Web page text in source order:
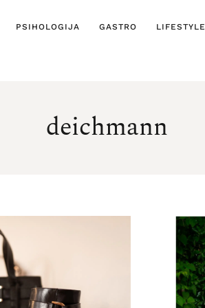
PSIHOLOGIJA GASTRO LIFESTYLE
deichmann